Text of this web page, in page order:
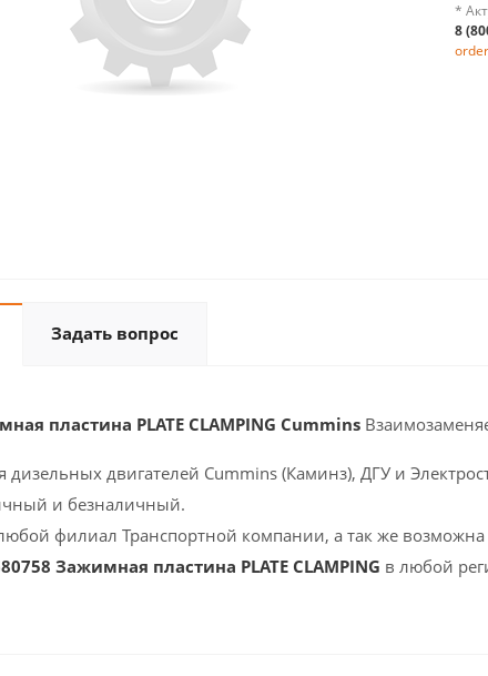
*
8
Задать вопрос
пластина PLATE CLAMPING Cummins
дизельных двигателей Cummins (Каминз), ДГУ и
и безналичный.
филиал Транспортной компании, а так же возможна
Зажимная пластина PLATE CLAMPING в любой